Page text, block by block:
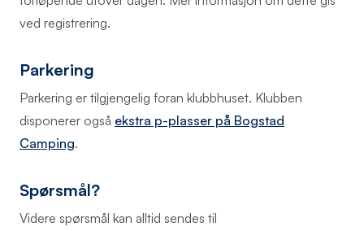
ved registrering.
Parkering
Parkering er tilgjengelig foran klubbhuset. Klubben
disponerer også ekstra p-plasser på Bogstad
Camping.
Spørsmål?
Videre spørsmål kan alltid sendes til